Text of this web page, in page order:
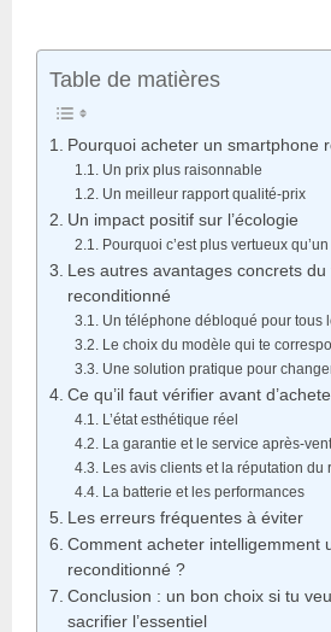
Table de matières
Pourquoi acheter un smartphone
Un prix plus raisonnable
Un meilleur rapport qualité-prix
Un impact positif sur l’écologie
Pourquoi c’est plus vertueux
Les autres avantages concrets du
reconditionné
Un téléphone débloqué pour tous
Le choix du modèle qui te
Une solution pratique pour
Ce qu’il faut vérifier avant
L’état esthétique réel
La garantie et le service après-
Les avis clients et la réputation du
La batterie et les performances
Les erreurs fréquentes à éviter
Comment acheter intelligemment
reconditionné ?
Conclusion : un bon choix si tu
sacrifier l’essentiel